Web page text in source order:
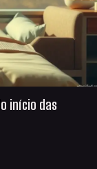
início das